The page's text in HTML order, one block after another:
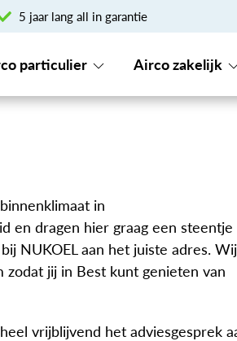
5 jaar lang all in garantie
particulier Airco zakelijk
in
en dragen hier graag een steentje
NUKOEL aan het juiste adres. Wij
jij in Best kunt genieten van
vrijblijvend het adviesgesprek